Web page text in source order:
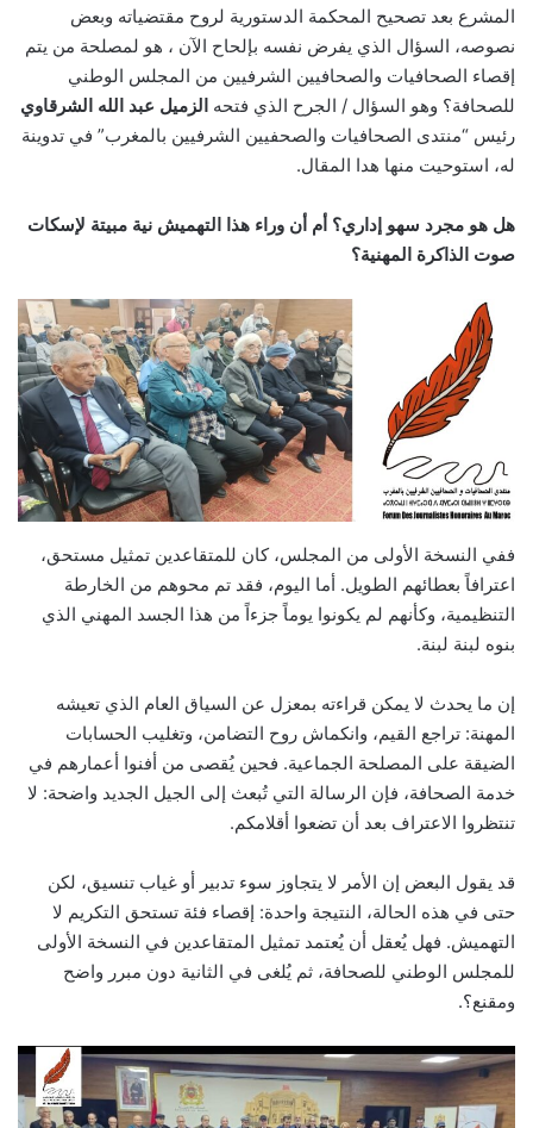
المشرع بعد تصحيح المحكمة الدستورية لروح مقتضياته وبعض
نصوصه، السؤال الذي يفرض نفسه بإلحاح الآن ، هو لمصلحة من يتم
إقصاء الصحافيات والصحافيين الشرفيين من المجلس الوطني
للصحافة؟ وهو السؤال / الجرح الذي فتحه الزميل عبد الله الشرقاوي
رئيس “منتدى الصحافيات والصحفيين الشرفيين بالمغرب” في تدوينة
له، استوحيت منها هدا المقال.
هل هو مجرد سهو إداري؟ أم أن وراء هذا التهميش نية مبيتة لإسكات
صوت الذاكرة المهنية؟
ففي النسخة الأولى من المجلس، كان للمتقاعدين تمثيل مستحق،
اعترافاً بعطائهم الطويل. أما اليوم، فقد تم محوهم من الخارطة
التنظيمية، وكأنهم لم يكونوا يوماً جزءاً من هذا الجسد المهني الذي
بنوه لبنة لبنة.
إن ما يحدث لا يمكن قراءته بمعزل عن السياق العام الذي تعيشه
المهنة: تراجع القيم، وانكماش روح التضامن، وتغليب الحسابات
الضيقة على المصلحة الجماعية. فحين يُقصى من أفنوا أعمارهم في
خدمة الصحافة، فإن الرسالة التي تُبعث إلى الجيل الجديد واضحة: لا
تنتظروا الاعتراف بعد أن تضعوا أقلامكم.
قد يقول البعض إن الأمر لا يتجاوز سوء تدبير أو غياب تنسيق، لكن
حتى في هذه الحالة، النتيجة واحدة: إقصاء فئة تستحق التكريم لا
التهميش. فهل يُعقل أن يُعتمد تمثيل المتقاعدين في النسخة الأولى
للمجلس الوطني للصحافة، ثم يُلغى في الثانية دون مبرر واضح
ومقنع؟.